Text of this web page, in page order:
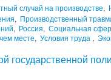
случай на производстве,
, Производственный
, Россия, Социальная
месте, Условия труда ,
государственной